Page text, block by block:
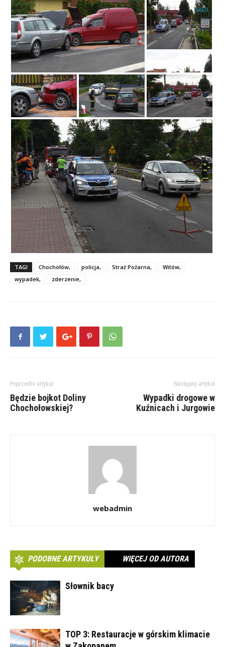
TAGI Chochołów, policja, Straż Pożarna,
Witów,
wypadek,
zderzenie,
Poprzedni artykuł
Będzie bojkot Doliny
Chochołowskiej?
Następny artykuł
Wypadki drogowe w
Kuźnicach i Jurgowie
webadmin
PODOBNE ARTYKUŁY WIĘCEJ OD AUTORA
Słownik bacy
TOP 3: Restauracje w górskim klimacie